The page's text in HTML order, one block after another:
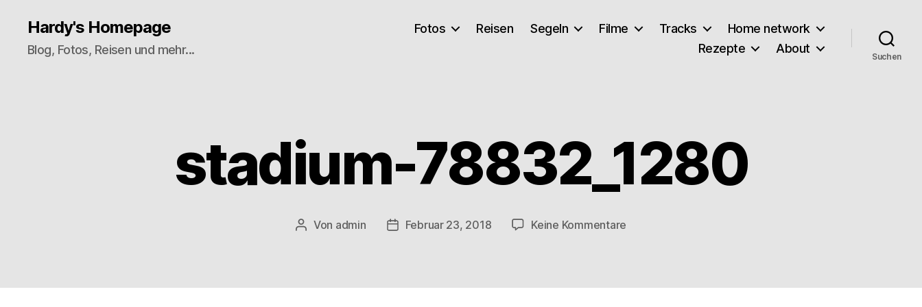
Hardy's Homepage
Blog, Fotos, Reisen und mehr...
Fotos Reisen Segeln Filme Tracks
Home network
Rezepte
About
Suchen
stadium-78832_1280
Beitragsautor
Von admin Veröffentlichungsdatum
Februar 23, 2018 Keine Kommentarezu